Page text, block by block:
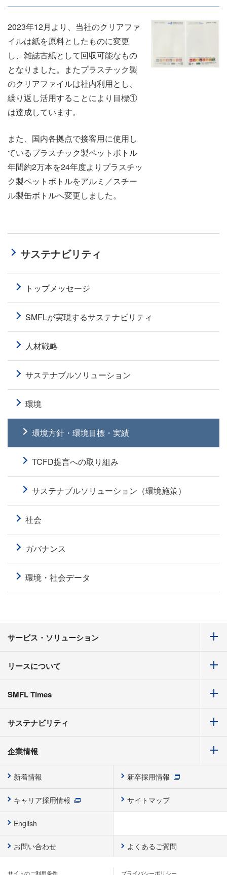
2023年12月より、当社のクリアファ
イルは紙を原料としたものに変更
し、雑誌古紙として回収可能なもの
となりました。またプラスチック製
のクリアファイルは社内利用とし、
繰り返し活用することにより目標①
は達成しています。
また、国内各拠点で接客用に使用し
ているプラスチック製ペットボトル
年間約2万本を24年度よりプラスチッ
ク製ペットボトルをアルミ／スチー
ル製缶ボトルへ変更しました。
サステナビリティ
トップメッセージ
SMFLが実現するサステナビリティ
人材戦略
サステナブルソリューション
環境
環境方針・環境目標・実績
TCFD提言への取り組み
サステナブルソリューション（環境施策）
社会
ガバナンス
環境・社会データ
サービス・ソリューション
リースについて
SMFL Times
サステナビリティ
企業情報
新着情報 新卒採用情報
キャリア採用情報 サイトマップ
English
お問い合わせ よくあるご質問
サイトのご利用条件 プライバシーポリシー